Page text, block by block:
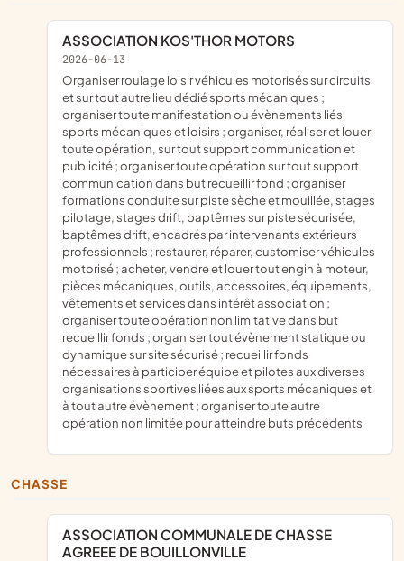
ASSOCIATION KOS'THOR MOTORS
2026-06-13
organiser roulage loisir véhicules motorisés sur circuits
et sur tout autre lieu dédié sports mécaniques ;
organiser toute manifestation ou évènements liés
sports mécaniques et loisirs ; organiser, réaliser et louer
toute opération, sur tout support communication et
publicité ; organiser toute opération sur tout support
communication dans but recueillir fond ; organiser
formations conduite sur piste sèche et mouillée, stages
pilotage, stages drift, baptêmes sur piste sécurisée,
baptêmes drift, encadrés par intervenants extérieurs
professionnels ; restaurer, réparer, customiser véhicules
motorisé ; acheter, vendre et louer tout engin à moteur,
pièces mécaniques, outils, accessoires, équipements,
vêtements et services dans intérêt association ;
organiser toute opération non limitative dans but
recueillir fonds ; organiser tout évènement statique ou
dynamique sur site sécurisé ; recueillir fonds
nécessaires à participer équipe et pilotes aux diverses
organisations sportives liées aux sports mécaniques et
à tout autre évènement ; organiser toute autre
opération non limitée pour atteindre buts précédents
CHASSE
ASSOCIATION COMMUNALE DE CHASSE
AGREEE DE BOUILLONVILLE